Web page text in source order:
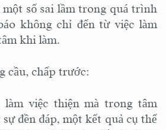
số sai lầm trong quá trình
không chỉ đến từ việc làm
khi làm.
cầu, chấp trước:
việc thiện mà trong tâm
đền đáp, một kết quả cụ thể